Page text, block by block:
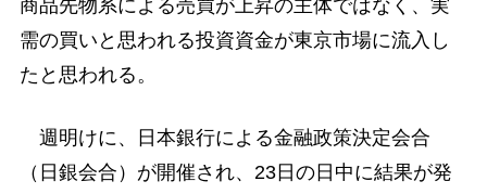
商品先物系による売買が上昇の主体ではなく、実
需の買いと思われる投資資金が東京市場に流入し
たと思われる。
週明けに、日本銀行による金融政策決定会合
（日銀会合）が開催され、23日の日中に結果が発